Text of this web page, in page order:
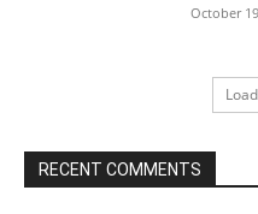
October
RECENT COMMENTS